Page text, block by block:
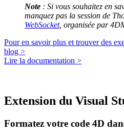
Note : Si vous souhaitez en
manquez pas la session de
WebSocket, organisée par
Pour en savoir plus et trouver des
blog >
Lire la documentation >
Extension du Visual
Formatez votre code 4D